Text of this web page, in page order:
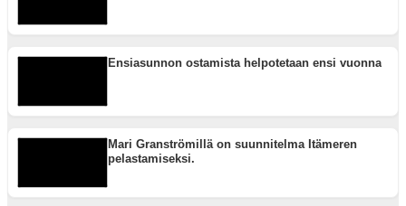
Ensiasunnon ostamista helpotetaan ensi vuonna
Mari Granströmillä on suunnitelma Itämeren
pelastamiseksi.